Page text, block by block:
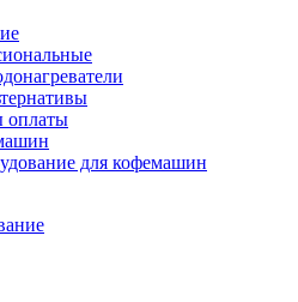
оплаты
для кофемашин